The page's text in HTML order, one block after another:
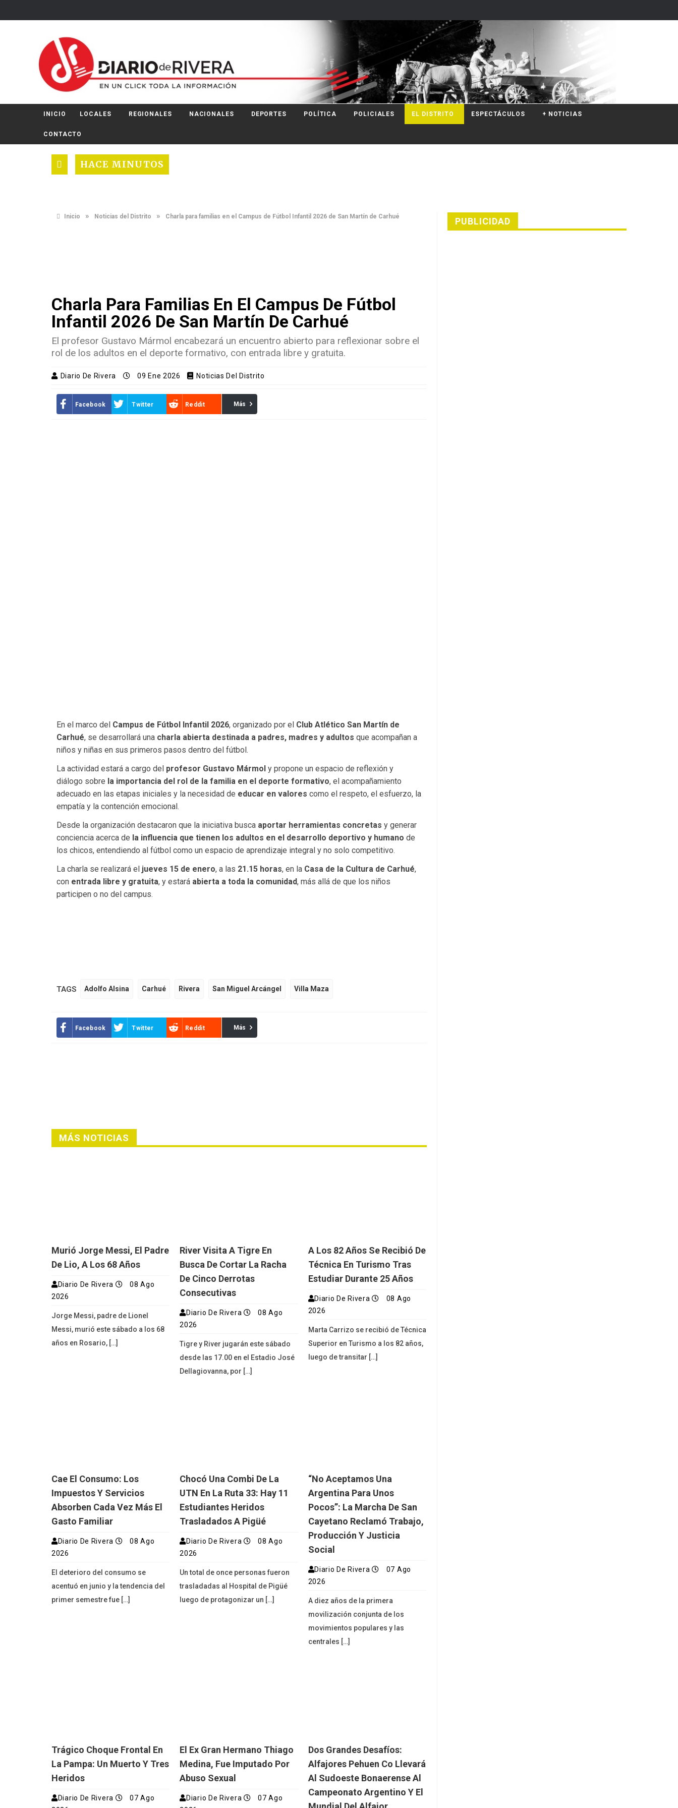
INICIO LOCALES REGIONALES NACIONALES DEPORTES POLÍTICA POLICIALES EL DISTRITO ESPECTÁCULOS + NOTICIAS
CONTACTO
HACE MINUTOS
Inicio » Noticias del Distrito » Charla para familias en el Campus de Fútbol Infantil 2026 de San Martín de Carhué
Charla Para Familias En El Campus De Fútbol
Infantil 2026 De San Martín De Carhué
El profesor Gustavo Mármol encabezará un encuentro abierto para reflexionar sobre el
rol de los adultos en el deporte formativo, con entrada libre y gratuita.
Diario De Rivera 09 Ene 2026 Noticias Del Distrito
Facebook Twitter Reddit Más
En el marco del Campus de Fútbol Infantil 2026, organizado por el Club Atlético San Martín de
Carhué, se desarrollará una charla abierta destinada a padres, madres y adultos que acompañan a
niños y niñas en sus primeros pasos dentro del fútbol.
La actividad estará a cargo del profesor Gustavo Mármol y propone un espacio de reflexión y
diálogo sobre la importancia del rol de la familia en el deporte formativo, el acompañamiento
adecuado en las etapas iniciales y la necesidad de educar en valores como el respeto, el esfuerzo, la
empatía y la contención emocional.
Desde la organización destacaron que la iniciativa busca aportar herramientas concretas y generar
conciencia acerca de la influencia que tienen los adultos en el desarrollo deportivo y humano de
los chicos, entendiendo al fútbol como un espacio de aprendizaje integral y no solo competitivo.
La charla se realizará el jueves 15 de enero, a las 21.15 horas, en la Casa de la Cultura de Carhué,
con entrada libre y gratuita, y estará abierta a toda la comunidad, más allá de que los niños
participen o no del campus.
TAGS Adolfo Alsina Carhué Rivera San Miguel Arcángel Villa Maza
Facebook Twitter Reddit Más
MÁS NOTICIAS
Murió Jorge Messi, El Padre
De Lio, A Los 68 Años
Diario De Rivera
08 Ago
2026
Jorge Messi, padre de Lionel
Messi, murió este sábado a los 68
años en Rosario, […]
River Visita A Tigre En
Busca De Cortar La Racha
De Cinco Derrotas
Consecutivas
Diario De Rivera
08 Ago
2026
Tigre y River jugarán este sábado
desde las 17.00 en el Estadio José
Dellagiovanna, por […]
A Los 82 Años Se Recibió De
Técnica En Turismo Tras
Estudiar Durante 25 Años
Diario De Rivera
08 Ago
2026
Marta Carrizo se recibió de Técnica
Superior en Turismo a los 82 años,
luego de transitar […]
Cae El Consumo: Los
Impuestos Y Servicios
Absorben Cada Vez Más El
Gasto Familiar
Diario De Rivera
08 Ago
2026
El deterioro del consumo se
acentuó en junio y la tendencia del
primer semestre fue […]
Chocó Una Combi De La
UTN En La Ruta 33: Hay 11
Estudiantes Heridos
Trasladados A Pigüé
Diario De Rivera
08 Ago
2026
Un total de once personas fueron
trasladadas al Hospital de Pigüé
luego de protagonizar un […]
“No Aceptamos Una
Argentina Para Unos
Pocos”: La Marcha De San
Cayetano Reclamó Trabajo,
Producción Y Justicia
Social
Diario De Rivera
07 Ago
2026
A diez años de la primera
movilización conjunta de los
movimientos populares y las
centrales […]
Trágico Choque Frontal En
La Pampa: Un Muerto Y Tres
Heridos
Diario De Rivera
07 Ago
El Ex Gran Hermano Thiago
Medina, Fue Imputado Por
Abuso Sexual
Diario De Rivera
07 Ago
Dos Grandes Desafíos:
Alfajores Pehuen Co Llevará
Al Sudoeste Bonaerense Al
Campeonato Argentino Y El
PUBLICIDAD